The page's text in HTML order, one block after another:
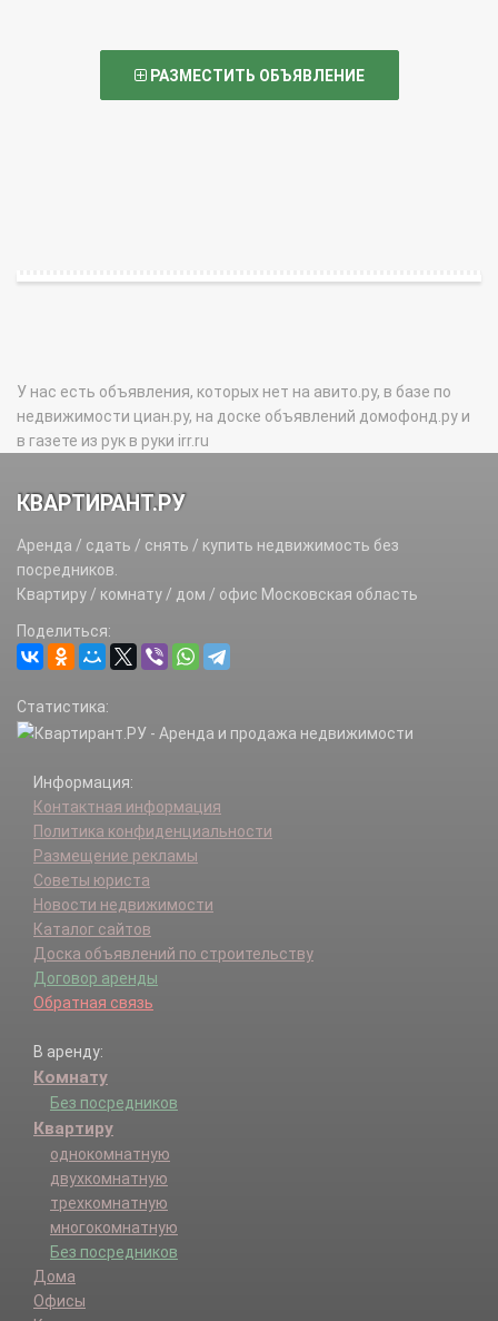
РАЗМЕСТИТЬ ОБЪЯВЛЕНИЕ
У нас есть объявления, которых нет на авито.ру, в базе по
недвижимости циан.ру, на доске объявлений домофонд.ру и
в газете из рук в руки irr.ru
КВАРТИРАНТ.РУ
Аренда / сдать / снять / купить недвижимость без
посредников.
Квартиру / комнату / дом / офис Московская область
Поделиться:
Статистика:
Информация:
Контактная информация
Политика конфиденциальности
Размещение рекламы
Советы юриста
Новости недвижимости
Каталог сайтов
Доска объявлений по строительству
Договор аренды
Обратная связь
В аренду:
Комнату
Без посредников
Квартиру
однокомнатную
двухкомнатную
трехкомнатную
многокомнатную
Без посредников
Дома
Офисы